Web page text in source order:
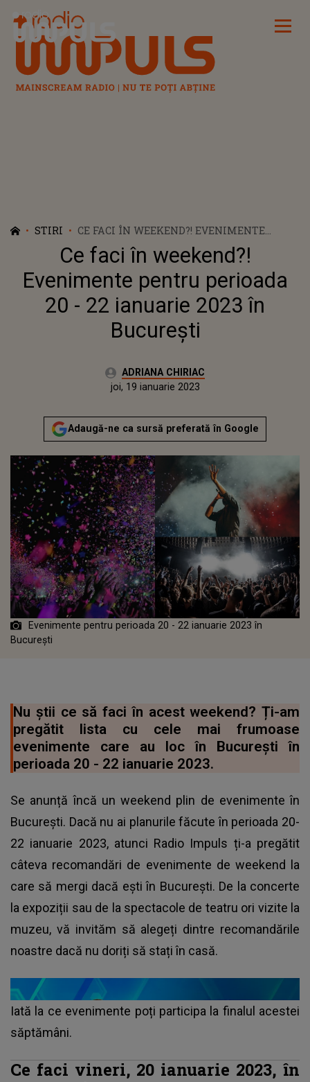
Radio Impuls
STIRI
CE FACI ÎN WEEKEND?! EVENIMENTE
PENTRU PERIOADA 20 - 22 IANUARIE 2023
ÎN BUCUREȘTI
Ce faci în weekend?!
Evenimente pentru perioada
20 - 22 ianuarie 2023 în
București
Autor:ADRIANA CHIRIAC
Actualizat:
joi, 19 ianuarie 2023
Adaugă-ne ca sursă preferată în Google
Evenimente pentru perioada 20 - 22 ianuarie 2023 în
București
Nu știi ce să faci în acest weekend? Ți-am
pregătit lista cu cele mai frumoase
evenimente care au loc în București în
perioada 20 - 22 ianuarie 2023.
Se anunță încă un weekend plin de evenimente în
București. Dacă nu ai planurile făcute în perioada 20-
22 ianuarie 2023, atunci Radio Impuls ți-a pregătit
câteva recomandări de evenimente de weekend la
care să mergi dacă ești în București. De la concerte
la expoziții sau de la spectacole de teatru ori vizite la
muzeu, vă invităm să alegeți dintre recomandările
noastre dacă nu doriți să stați în casă.
Iată la ce evenimente poți participa la finalul acestei
săptămâni.
Ce faci vineri, 20 ianuarie 2023, în